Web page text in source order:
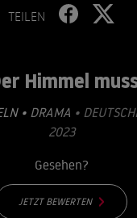
TEILEN
Himmel
• DRAMA •
2023
Gesehen?
JETZT BEWERTEN